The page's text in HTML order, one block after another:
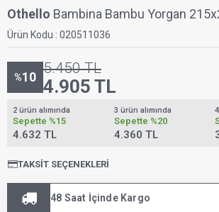
Othello Bambina Bambu Yorgan
Ürün Kodu : 020511036
%10
5.450TL
4.905 TL
2 ürün alımında
Sepette %15
4.632 TL
3 ürün alımında
Sepette %20
4.360 TL
TAKSIT SEÇENEKLERI
48 Saat İçinde Kargo